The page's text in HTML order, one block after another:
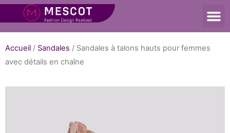
Accueil / Sandales / Sandales à talons hauts pour femmes
avec détails en chaîne